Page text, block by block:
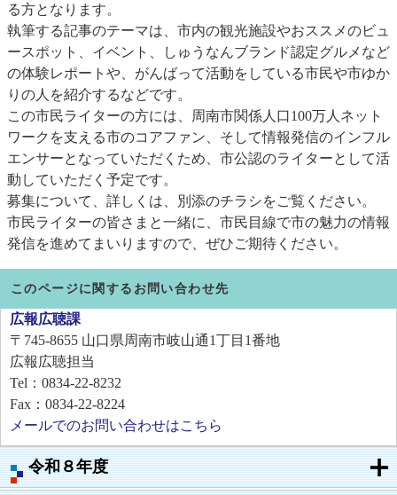
令和８年度
る方となります。
執筆する記事のテーマは、市内の観光施設やおススメのビュ
ースポット、イベント、しゅうなんブランド認定グルメなど
の体験レポートや、がんばって活動をしている市民や市ゆか
りの人を紹介するなどです。
この市民ライターの方には、周南市関係人口100万人ネット
ワークを支える市のコアファン、そして情報発信のインフル
エンサーとなっていただくため、市公認のライターとして活
動していただく予定です。
募集について、詳しくは、別添のチラシをご覧ください。
市民ライターの皆さまと一緒に、市民目線で市の魅力の情報
発信を進めてまいりますので、ぜひご期待ください。
このページに関するお問い合わせ先
広報広聴課
〒745-8655 山口県周南市岐山通1丁目1番地
広報広聴担当
Tel：0834-22-8232
Fax：0834-22-8224
メールでのお問い合わせはこちら